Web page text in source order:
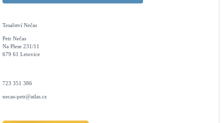
Tesařství Nečas
Petr Nečas
Na Plese 231/11
679 61 Letovice
723 351 386
necas-petr@atlas.cz